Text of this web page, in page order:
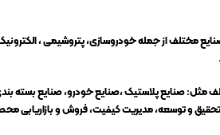
مختلف از جمله خودروسازی، پتروشیمی ،
مثل: صنایع پلاستیک ،صنایع خودرو، صنایع بسته
و توسعه، مدیریت کیفیت، فروش و بازاریابی